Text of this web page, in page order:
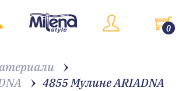
0
4855 Мулине АRIADNA